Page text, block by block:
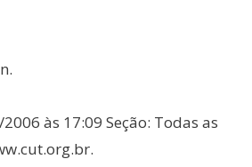
às 17:09 Seção: Todas as